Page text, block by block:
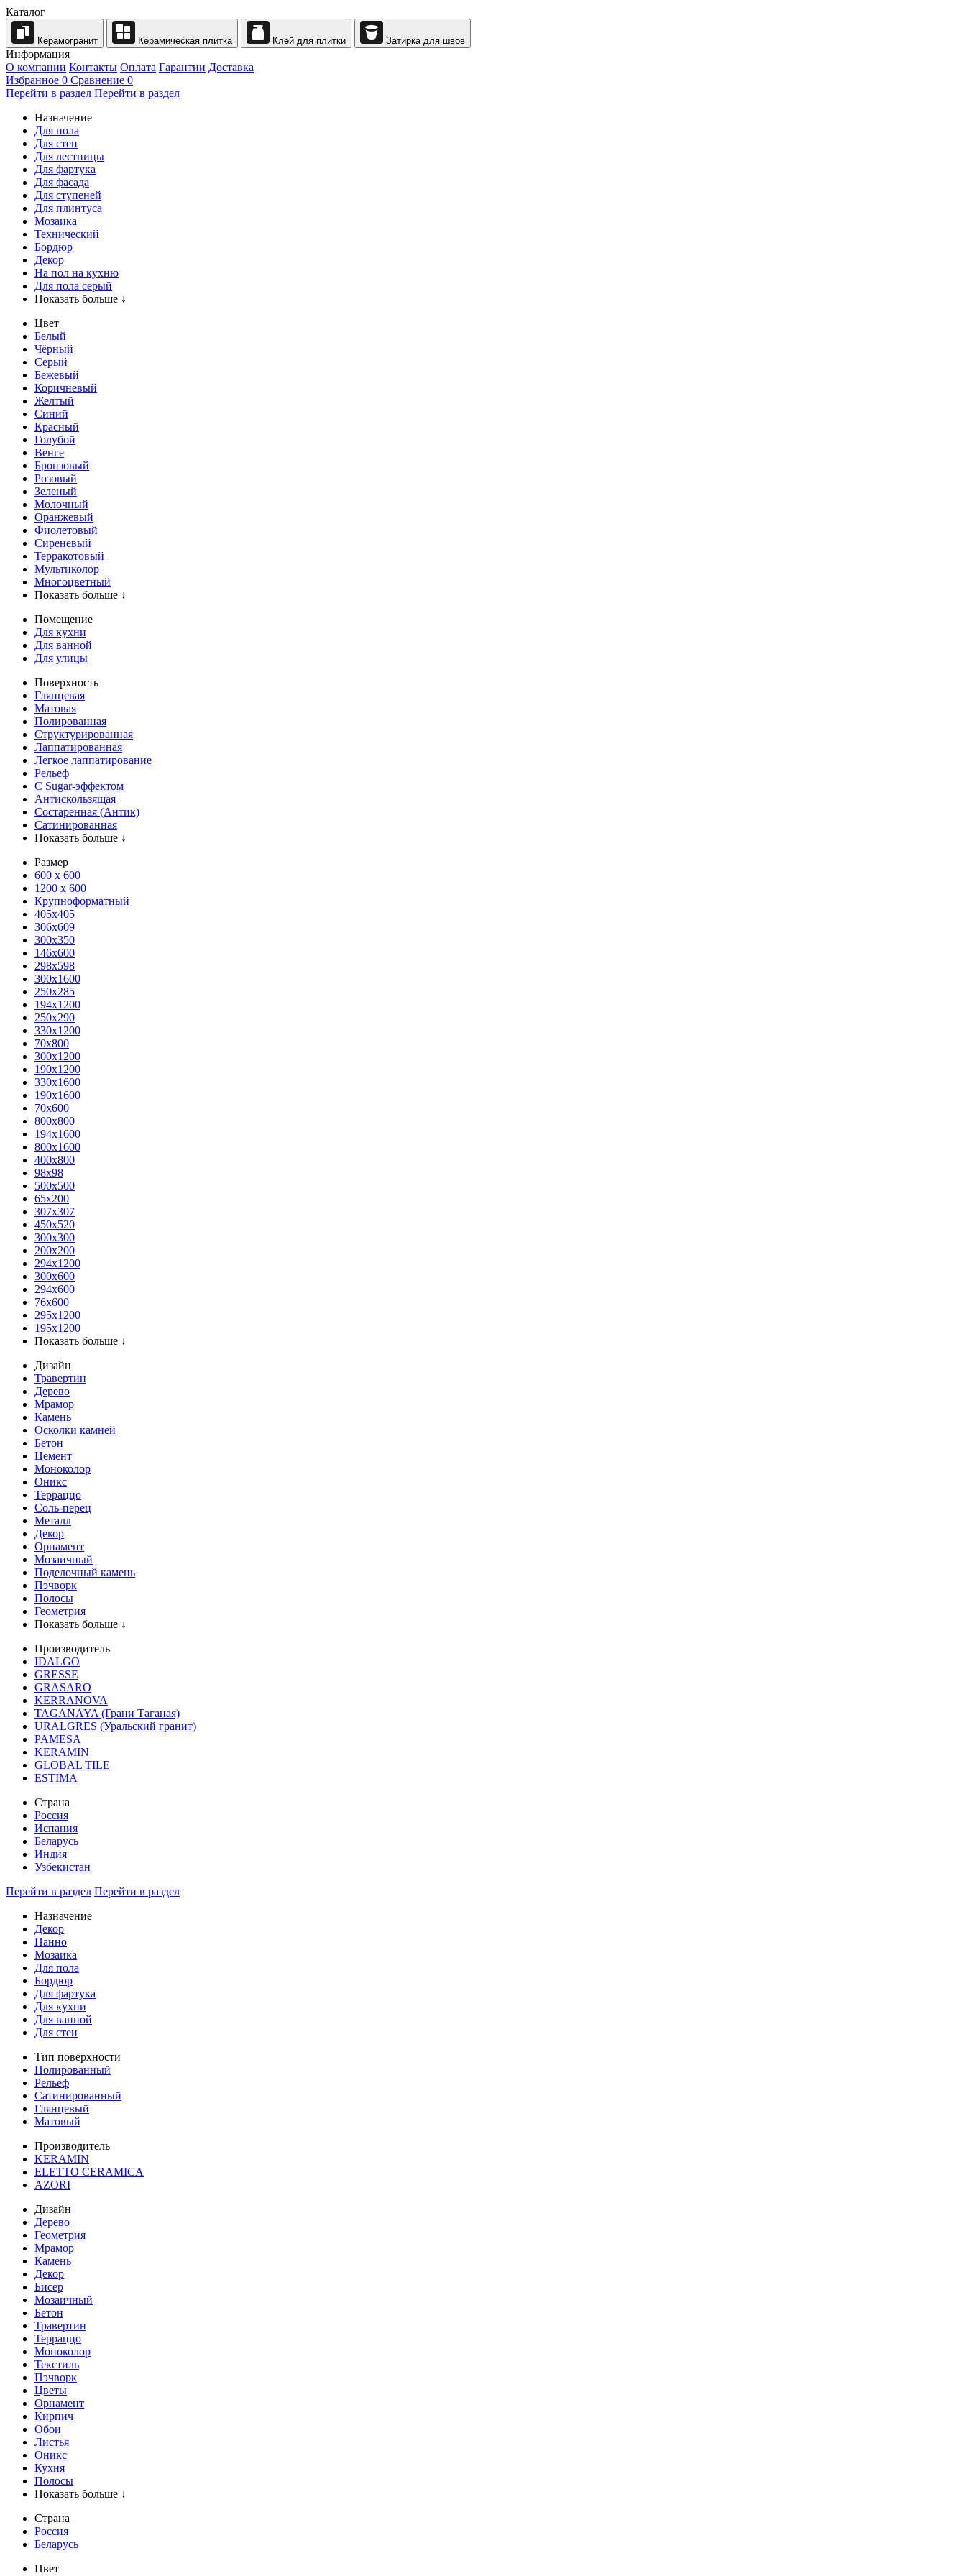
Каталог
Керамогранит Керамическая плитка Клей для плитки Затирка для швов
Информация
О компании Контакты Оплата Гарантии Доставка
Избранное 0 Сравнение 0
Перейти в раздел Перейти в раздел
Назначение
Для пола
Для стен
Для лестницы
Для фартука
Для фасада
Для ступеней
Для плинтуса
Мозаика
Технический
Бордюр
Декор
На пол на кухню
Для пола серый
Показать больше ↓
Цвет
Белый
Чёрный
Серый
Бежевый
Коричневый
Желтый
Синий
Красный
Голубой
Венге
Бронзовый
Розовый
Зеленый
Молочный
Оранжевый
Фиолетовый
Сиреневый
Терракотовый
Мультиколор
Многоцветный
Показать больше ↓
Помещение
Для кухни
Для ванной
Для улицы
Поверхность
Глянцевая
Матовая
Полированная
Структурированная
Лаппатированная
Легкое лаппатирование
Рельеф
С Sugar-эффектом
Антискользящая
Состаренная (Антик)
Сатинированная
Показать больше ↓
Размер
600 х 600
1200 х 600
Крупноформатный
405x405
306x609
300x350
146x600
298x598
300x1600
250x285
194x1200
250x290
330x1200
70x800
300x1200
190x1200
330x1600
190x1600
70x600
800x800
194x1600
800x1600
400х800
98x98
500x500
65x200
307x307
450x520
300x300
200x200
294x1200
300x600
294x600
76х600
295х1200
195х1200
Показать больше ↓
Дизайн
Травертин
Дерево
Мрамор
Камень
Осколки камней
Бетон
Цемент
Моноколор
Оникс
Терраццо
Соль-перец
Металл
Декор
Орнамент
Мозаичный
Поделочный камень
Пэчворк
Полосы
Геометрия
Показать больше ↓
Производитель
IDALGO
GRESSE
GRASARO
KERRANOVA
TAGANAYA (Грани Таганая)
URALGRES (Уральский гранит)
PAMESA
KERAMIN
GLOBAL TILE
ESTIMA
Страна
Россия
Испания
Беларусь
Индия
Узбекистан
Перейти в раздел Перейти в раздел
Назначение
Декор
Панно
Мозаика
Для пола
Бордюр
Для фартука
Для кухни
Для ванной
Для стен
Тип поверхности
Полированный
Рельеф
Сатинированный
Глянцевый
Матовый
Производитель
KERAMIN
ELETTO CERAMICA
AZORI
Дизайн
Дерево
Геометрия
Мрамор
Камень
Декор
Бисер
Мозаичный
Бетон
Травертин
Терраццо
Моноколор
Текстиль
Пэчворк
Цветы
Орнамент
Кирпич
Обои
Листья
Оникс
Кухня
Полосы
Показать больше ↓
Страна
Россия
Беларусь
Цвет